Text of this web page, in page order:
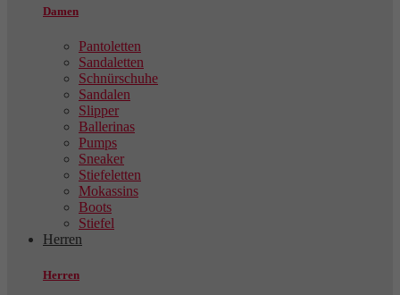
Damen
Pantoletten
Sandaletten
Schnürschuhe
Sandalen
Slipper
Ballerinas
Pumps
Sneaker
Stiefeletten
Mokassins
Boots
Stiefel
Herren
Herren